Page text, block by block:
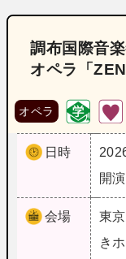
調布国際音
オペラ「ZEN
オペラ
日時
開
会場 東京
き